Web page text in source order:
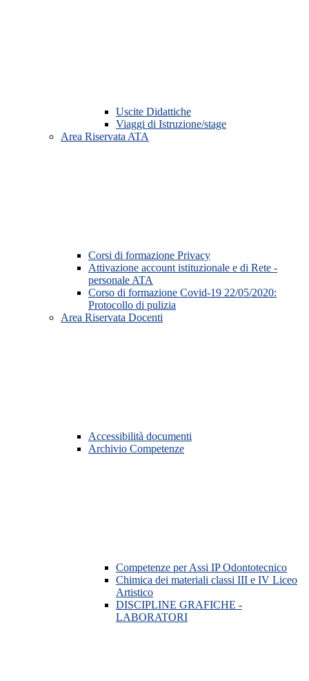
Uscite Didattiche
Viaggi di Istruzione/stage
Area Riservata ATA
Corsi di formazione Privacy
Attivazione account istituzionale e di Rete -
personale ATA
Corso di formazione Covid-19 22/05/2020:
Protocollo di pulizia
Area Riservata Docenti
Accessibilità documenti
Archivio Competenze
Competenze per Assi IP Odontotecnico
Chimica dei materiali classi III e IV Liceo
Artistico
DISCIPLINE GRAFICHE -
LABORATORI